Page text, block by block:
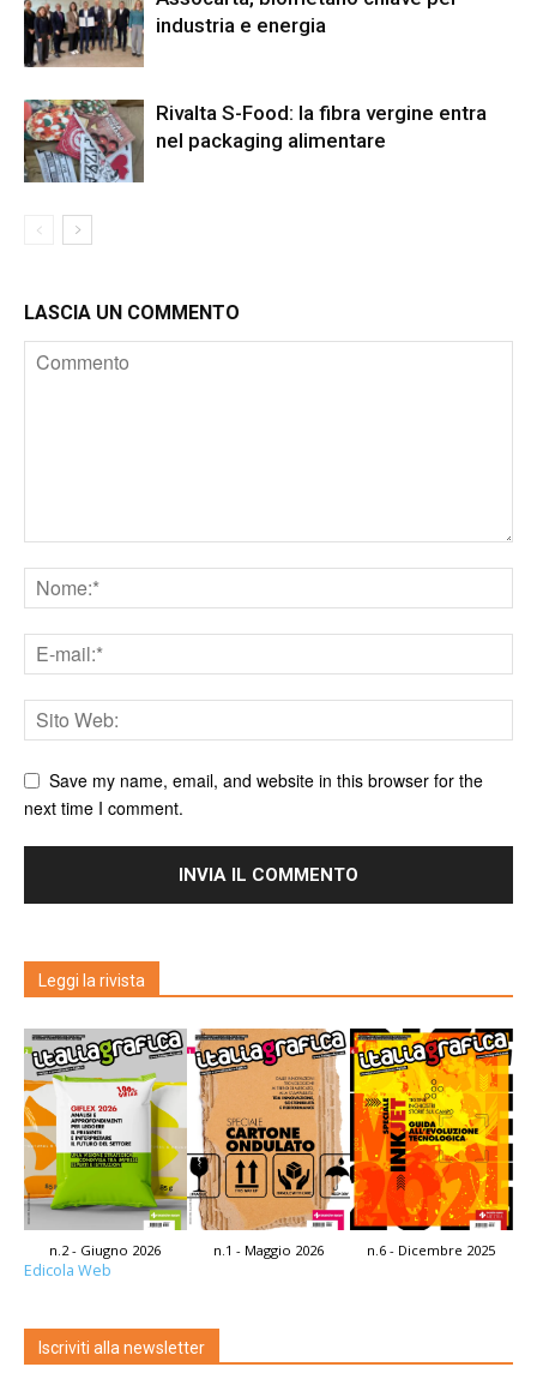
industria e energia
Rivalta S-Food: la fibra vergine entra
nel packaging alimentare
LASCIA UN COMMENTO
Save my name, email, and website in this browser for the
next time I comment.
Leggi la rivista
n.2 - Giugno 2026 n.1 - Maggio 2026 n.6 - Dicembre 2025
Edicola Web
Iscriviti alla newsletter